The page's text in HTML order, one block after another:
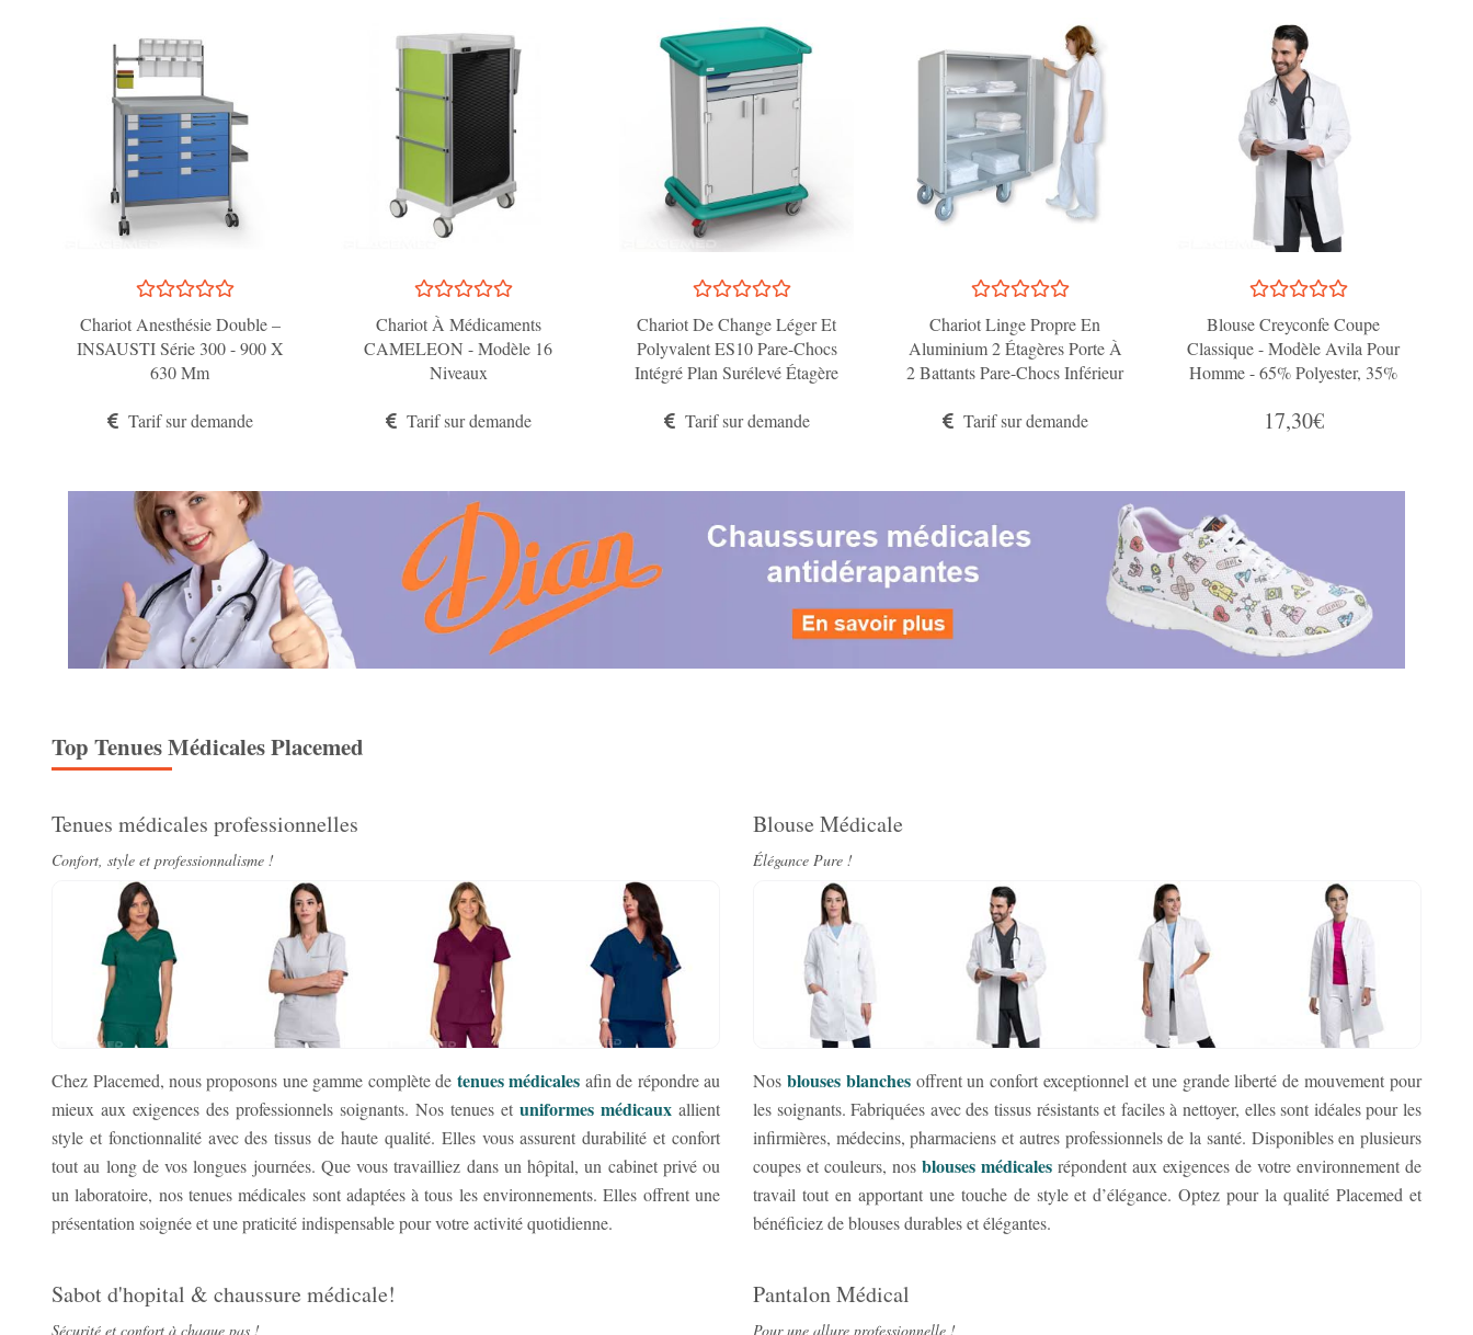
Chariot Anesthésie Double –
INSAUSTI Série 300 - 900 X
630 Mm
Tarif sur demande
Chariot À Médicaments
CAMELEON - Modèle 16
Niveaux
Tarif sur demande
Chariot De Change Léger Et
Polyvalent ES10 Pare-Chocs
Intégré Plan Surélevé Étagère
Tarif sur demande
Chariot Linge Propre En
Aluminium 2 Étagères Porte À
2 Battants Pare-Chocs Inférieur
Tarif sur demande
Blouse Creyconfe Coupe
Classique - Modèle Avila Pour
Homme - 65% Polyester, 35%
17,30€
Top TenuesMédicalesPlacemed
Tenues médicales professionnelles
Confort, style et professionnalisme !
Chez Placemed, nous proposons une gamme complète de tenues médicales afin de répondre au
mieux aux exigences des professionnels soignants. Nos tenues etuniformes médicaux allient
style et fonctionnalité avec des tissus de haute qualité. Elles vous assurent durabilité et confort
tout au long de vos longues journées. Que vous travailliez dans un hôpital, un cabinet privé ou
un laboratoire, nos tenues médicales sont adaptées à tous les environnements. Elles offrent une
présentation soignée et une praticité indispensable pour votre activité quotidienne.
Blouse Médicale
Élégance Pure !
Nos blouses blanchesoffrent un confort exceptionnel et une grande liberté de mouvement pour
les soignants. Fabriquées avec des tissus résistants et faciles à nettoyer, elles sont idéales pour les
infirmières, médecins, pharmaciens et autres professionnels de la santé. Disponibles en plusieurs
coupes et couleurs, nos blouses médicalesrépondent aux exigences de votre environnement de
travail tout en apportant une touche de style et d’élégance. Optez pour la qualité Placemed et
bénéficiez de blouses durables et élégantes.
Sabot d'hopital & chaussure médicale!
Sécurité et confort à chaque pas !
Pantalon Médical
Pour une allure professionnelle !